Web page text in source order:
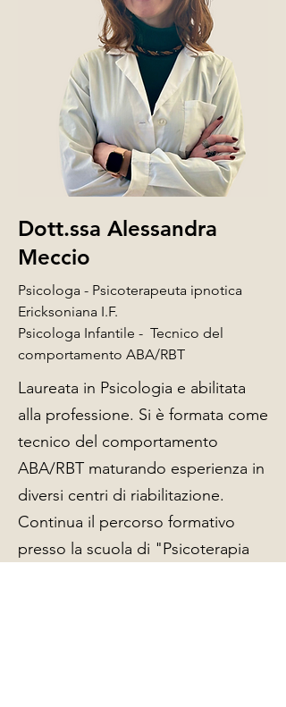
Dott.ssa Alessandra
Meccio
Psicologa - Psicoterapeuta ipnotica
Ericksoniana I.F.
Psicologa Infantile - Tecnico del
comportamento ABA/RBT
Laureata in Psicologia e abilitata
alla professione. Si è formata come
tecnico del comportamento
ABA/RBT maturando esperienza in
diversi centri di riabilitazione.
Continua il percorso formativo
presso la scuola di "Psicoterapia